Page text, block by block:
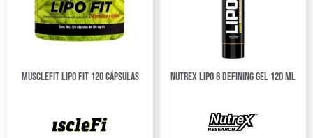
Musclefit Lipo Fit 120 cápsulas Nutrex Lipo 6 Defining Gel 120 ml